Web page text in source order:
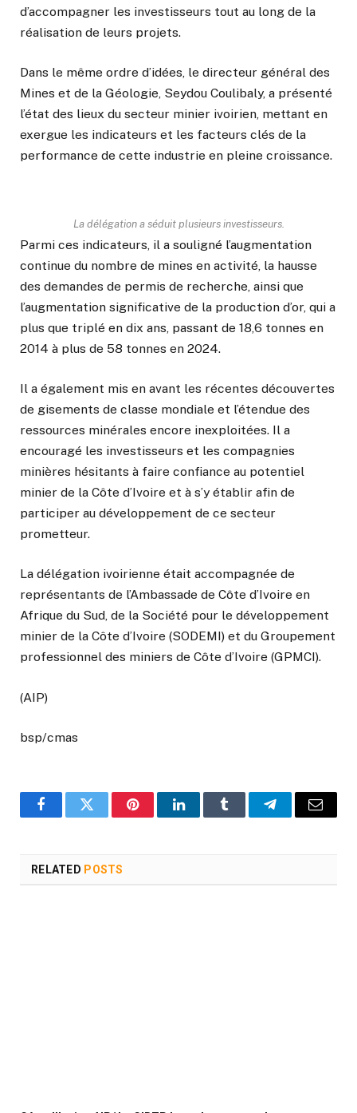
d’accompagner les investisseurs tout au long de la
réalisation de leurs projets.
Dans le même ordre d’idées, le directeur général des
Mines et de la Géologie, Seydou Coulibaly, a présenté
l’état des lieux du secteur minier ivoirien, mettant en
exergue les indicateurs et les facteurs clés de la
performance de cette industrie en pleine croissance.
La délégation a séduit plusieurs investisseurs.
Parmi ces indicateurs, il a souligné l’augmentation
continue du nombre de mines en activité, la hausse
des demandes de permis de recherche, ainsi que
l’augmentation significative de la production d’or, qui a
plus que triplé en dix ans, passant de 18,6 tonnes en
2014 à plus de 58 tonnes en 2024.
Il a également mis en avant les récentes découvertes
de gisements de classe mondiale et l’étendue des
ressources minérales encore inexploitées. Il a
encouragé les investisseurs et les compagnies
minières hésitants à faire confiance au potentiel
minier de la Côte d’Ivoire et à s’y établir afin de
participer au développement de ce secteur
prometteur.
La délégation ivoirienne était accompagnée de
représentants de l’Ambassade de Côte d’Ivoire en
Afrique du Sud, de la Société pour le développement
minier de la Côte d’Ivoire (SODEMI) et du Groupement
professionnel des miniers de Côte d’Ivoire (GPMCI).
(AIP)
bsp/cmas
FacebookTwitter PinterestLinkedInTumblr TelegramEmail
RELATED POSTS